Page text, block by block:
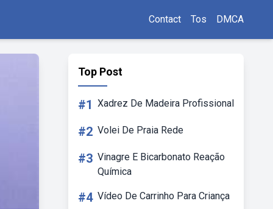
Contact Tos DMCA
Top Post
#1 Xadrez De Madeira Profissional
#2 Volei De Praia Rede
#3 Vinagre E Bicarbonato Reação
Química
#4 Vídeo De Carrinho Para Criança